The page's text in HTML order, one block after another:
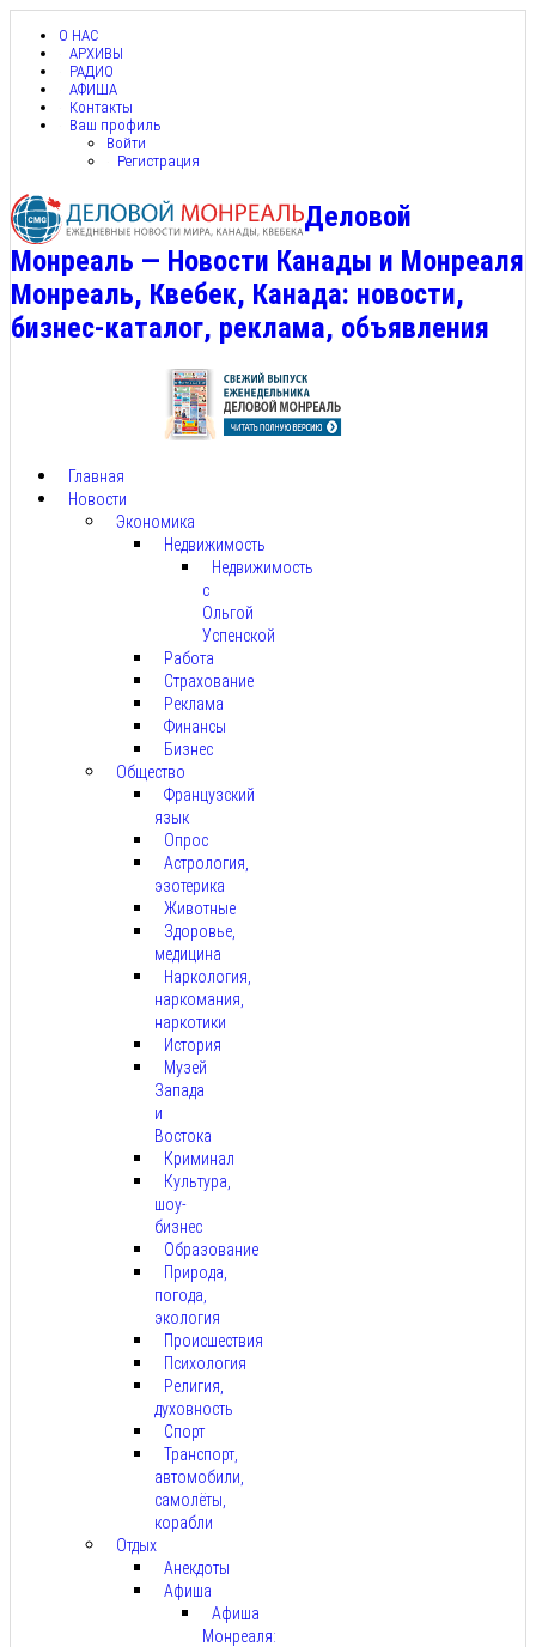
О НАС
АРХИВЫ
РАДИО
АФИША
Контакты
Ваш профиль
Войти
Регистрация
Деловой
Монреаль — Новости Канады и Монреаля
Монреаль, Квебек, Канада: новости,
бизнес-каталог, реклама, объявления
Главная
Новости
Экономика
Недвижимость
Недвижимость
с
Ольгой
Успенской
Работа
Страхование
Реклама
Финансы
Бизнес
Общество
Французский
язык
Опрос
Астрология,
эзотерика
Животные
Здоровье,
медицина
Наркология,
наркомания,
наркотики
История
Музей
Запада
и
Востока
Криминал
Культура,
шоу-
бизнес
Образование
Природа,
погода,
экология
Происшествия
Психология
Религия,
духовность
Спорт
Транспорт,
автомобили,
самолёты,
корабли
Отдых
Анекдоты
Афиша
Афиша
Монреаля: